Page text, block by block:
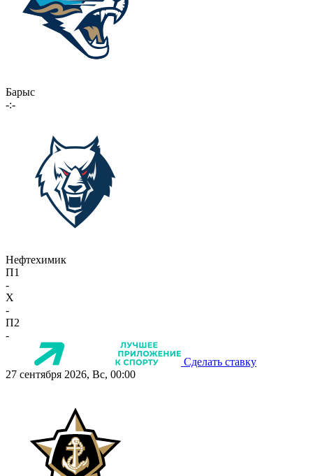
Барыс
-:-
Нефтехимик
П1
-
X
-
П2
-
Сделать ставку
27 сентября 2026, Вс, 00:00